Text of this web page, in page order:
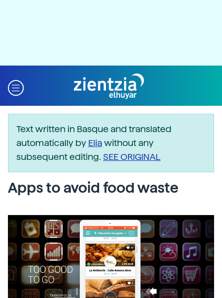
Text written in Basque and translated
automatically by Eliawithout any
subsequent editing. SEE ORIGINAL
Apps to avoid food waste